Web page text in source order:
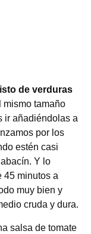
de verduras
mismo tamaño
ir añadiéndolas a
por los
estén casi
Y lo
45 minutos a
muy bien y
cruda y dura.
salsa de tomate